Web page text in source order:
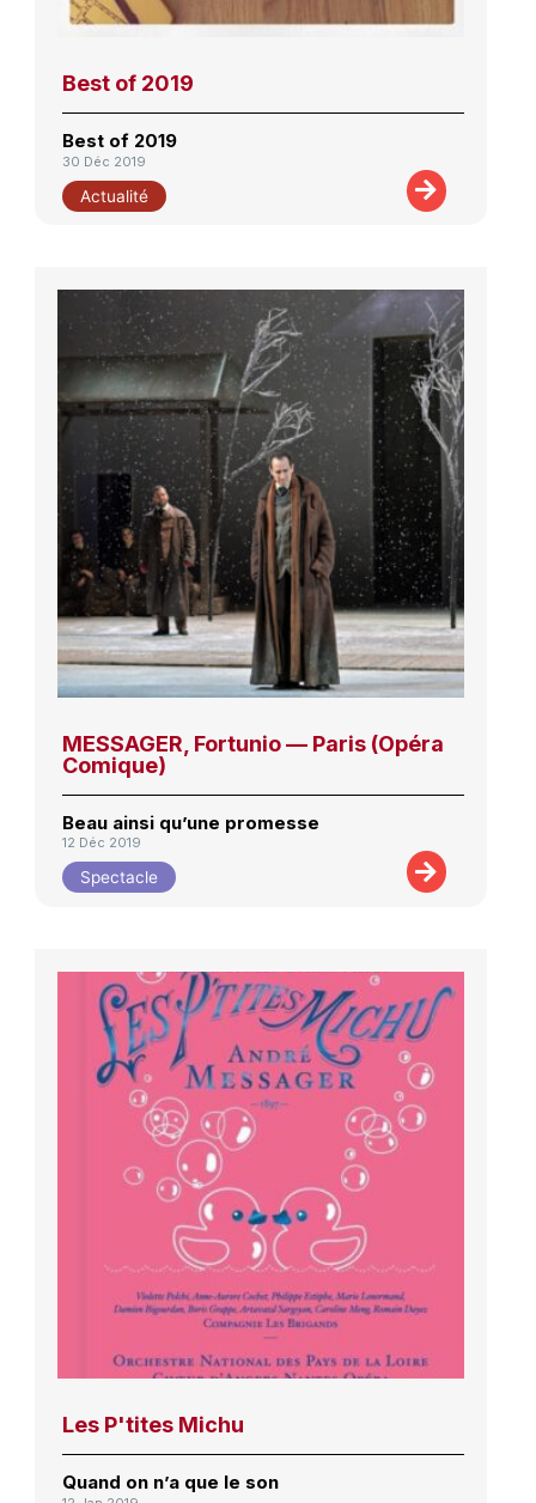
Best of 2019
Best of 2019
30 Déc 2019
Actualité
MESSAGER, Fortunio — Paris (Opéra
Comique)
Beau ainsi qu’une promesse
12 Déc 2019
Spectacle
Les P'tites Michu
Quand on n’a que le son